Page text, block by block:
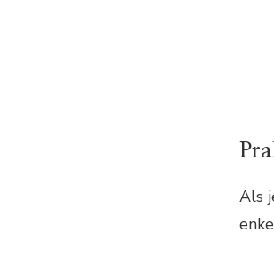
Als